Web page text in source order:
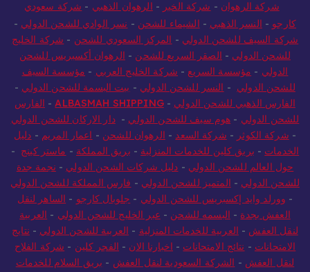
شركة الرهوان - شركة الخير - الرهوان الذهبي - شركة سعودي
كارجو - النسر الذهبي - الشيماء للشحن - نسر الوادي للشحن الدولي -
شركة السيف للشحن الدولي - المركز السعودي للشحن - شركة الخليج
للشحن الدولي - الصقر السريع للشحن - الرهوان أكسبريس للشحن
الدولي - مؤسسة السريع - شركة الخليج العربي - مؤسسة السيف
للشحن الدولي - النسر للشحن الدولي - بيت البسمة للشحن الدولي -
الفارس الذهبي للشحن الدولي -
ALBASMAH SHIPPING
- الفارس
للشحن الدولي - هوم سيف للشحن الدولي -دار الاركان للشحن الدولي
- شركة الكوثر - شركة السعد - الرهوان للشحن - اعمار المريم - دليل
الخدمات - بريق كلين للخدمات المنزلية - بريق المملكة - ماستر كينج -
حول العالم للشحن الدولي - دليل شركات الشحن الدولي - نجمة جدة
للشحن الدولي - المتميز للشحن الدولي - فارس المملكة للشحن الدولي
- وورلد وايد إكسبريس للشحن الدولي - جلوبال كارجو - الساهر لنقل
العفش بجدة - البسمه للشحن - عبر الخليج للشحن الدولي - العربية
لنقل العفش - العربية للخدمات المنزلية - العربية للشحن الدولي - نتايج
الامتحانات - نتائج الامتحانات - اخبارنا الان - الفجر كلين - شركة الفلاح
لنقل العفش - الشركة السعودية لنقل العفش - بريق السلام للخدمات